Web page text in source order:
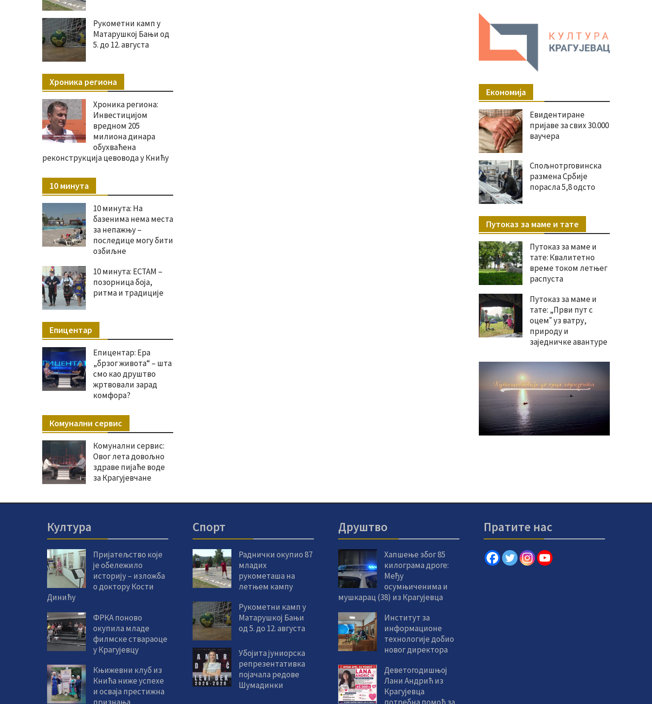
Економија
Евидентиране
пријаве за свих 30.000
ваучера
Спољнотрговинска
размена Србије
порасла 5,8 одсто
Путоказ за маме и тате
Путоказ за маме и
тате: Квалитетно
време током летњег
распуста
Путоказ за маме и
тате: „Први пут с
оцемˮ уз ватру,
природу и
заједничке авантуре
Рукометни камп у
Матарушкој Бањи од
5. до 12. августа
Хроника региона
Хроника региона:
Инвестицијом
вредном 205
милиона динара
обухваћена
реконструкција цевовода у Книћу
10 минута
10 минута: На
базенима нема места
за непажњу –
последице могу бити
озбиљне
10 минута: ЕСТАМ –
позорница боја,
ритма и традиције
Епицентар
Епицентар: Ера
„брзог живота“ – шта
смо као друштво
жртвовали зарад
комфора?
Комунални сервис
Комунални сервис:
Овог лета довољно
здраве пијаће воде
за Крагујевчане
Култура
Пријатељство које
је обележило
историју – изложба
о доктору Кости
Динићу
ФРКА поново
окупила младе
филмске ствараоце
у Крагујевцу
Књижевни клуб из
Кнића ниже успехе
и осваја престижна
Спорт
Раднички окупио 87
младих
рукометаша на
летњем кампу
Рукометни камп у
Матарушкој Бањи
од 5. до 12. августа
Убојита јуниорска
репрезентативка
појачала редове
Шумадинки
Друштво
Хапшење због 85
килограма дроге:
Међу
осумњиченима и
мушкарац (38) из Крагујевца
Институт за
информационе
технологије добио
новог директора
Деветогодишњој
Лани Андрић из
Крагујевца
Пратите нас